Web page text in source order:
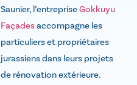
Saunier, l’entrepriseGokkuyu
Façadesaccompagne les
particuliers et propriétaires
jurassiens dans leurs projets
de rénovation extérieure.